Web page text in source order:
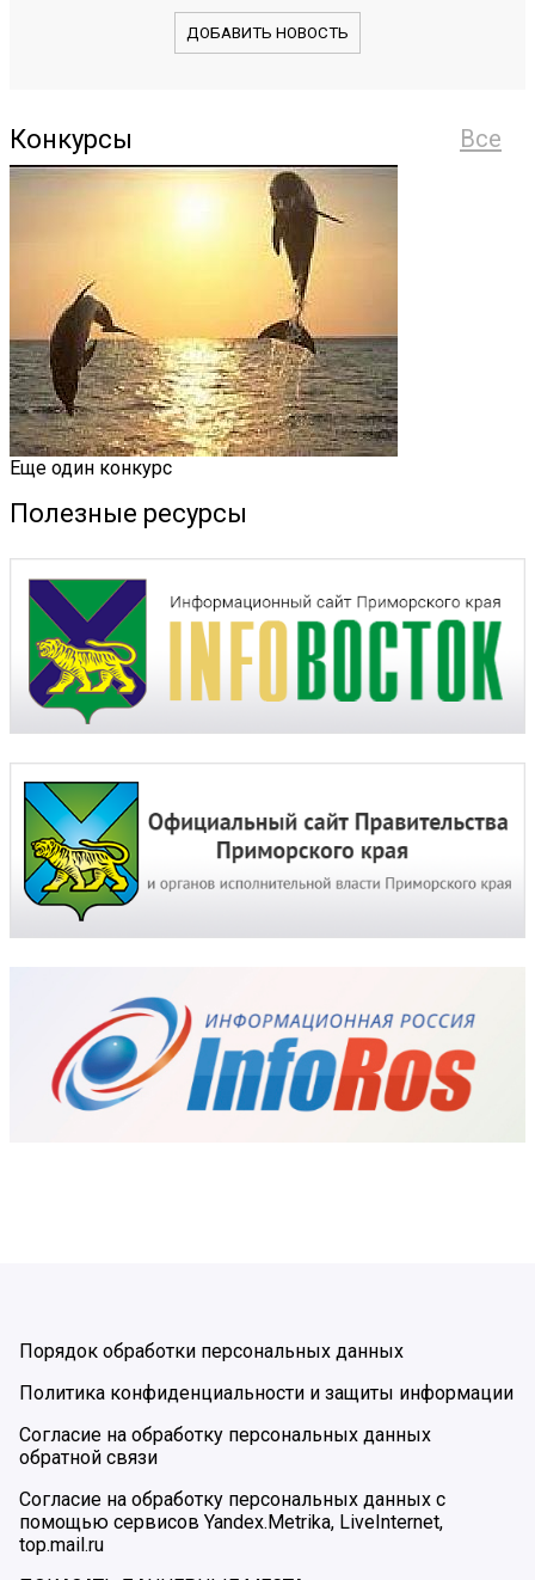
ДОБАВИТЬ НОВОСТЬ
Все
Конкурсы
Еще один конкурс
Полезные ресурсы
Порядок обработки персональных данных
Политика конфиденциальности и защиты информации
Согласие на обработку персональных данных
обратной связи
Согласие на обработку персональных данных с
помощью сервисов Yandex.Metrika, LiveInternet,
top.mail.ru